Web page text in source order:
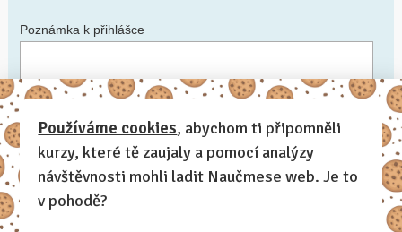
Poznámka k přihlášce
Chceš-li se na cokoli zeptat, nebo ke své přihlášce poznamenat.
Anonymní profil – odesláním přihlášky se automaticky
vytvoří tvůj profil na Naučmese. Zatrhni tuto volbu a profil
bude skrytý.
Chci dostávat Naučmese newsletter
Používáme cookies, abychom ti připomněli
kurzy, které tě zaujaly a pomocí analýzy
návštěvnosti mohli ladit Naučmese web. Je to
v pohodě?